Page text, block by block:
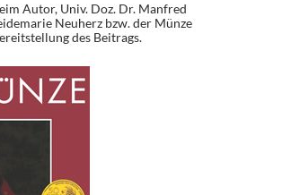
Autor, Univ. Doz. Dr. Manfred
Neuherz bzw. der Münze
des Beitrags.